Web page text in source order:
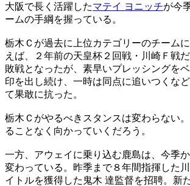
大阪で長く活躍したマテイ ヨニッチが今
ームの手綱を握っている。
栃木Ｃが過去に上位カテゴリーのチーム
えば、２年前の天皇杯２回戦・川崎Ｆ戦
敗戦となったが、素早いプレッシングを
印を出し続け、一時は同点に追いつくな
て果敢に抗った。
栃木Ｃがやるべきスタンスは変わらない
ることなく向かっていくだろう。
一方、アウェイに乗り込む鹿島は、今季
変わっている。昨季まで８年間指揮した
イトルを獲得した鬼木 達監督を招聘。新